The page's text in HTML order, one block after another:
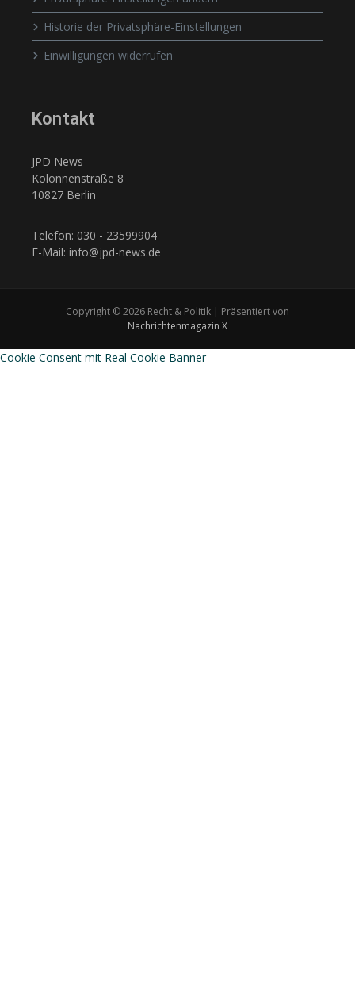
Historie der Privatsphäre-Einstellungen
Einwilligungen widerrufen
Kontakt
JPD News
Kolonnenstraße 8
10827 Berlin
Telefon: 030 - 23599904
E-Mail: info@jpd-news.de
Copyright © 2026 Recht & Politik | Präsentiert von
Nachrichtenmagazin X
Cookie Consent mit Real Cookie Banner